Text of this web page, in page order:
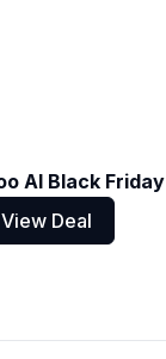
AI Black Friday
View Deal